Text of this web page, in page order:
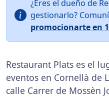
¿Eres el dueño de
gestionarlo?
promocionarte en
Restaurant Plats es el
eventos en Cornellà de
calle Carrer de Mossèn